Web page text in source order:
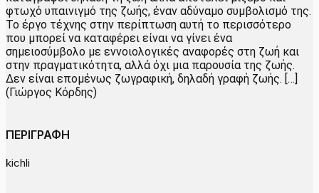
φτωχό υπαινιγμό της ζωής, έναν αδύναμο συμβολισμό της.
Το έργο τέχνης στην περίπτωση αυτή το περισσότερο
που μπορεί να καταφέρει είναι να γίνει ένα
σημειοσύμβολο με εννοιολογικές αναφορές στη ζωή και
στην πραγματικότητα, αλλά όχι μια παρουσία της ζωής.
Δεν είναι επομένως ζωγραφική, δηλαδή γραφή ζωής. […]
(Γιώργος Κόρδης)
ΠΕΡΙΓΡΑΦΗ
kichli